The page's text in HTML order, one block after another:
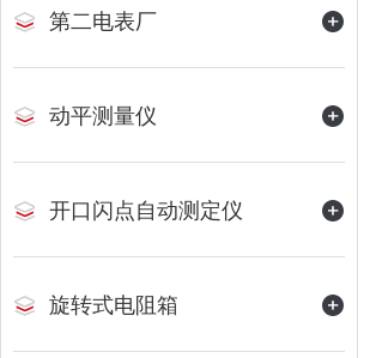
第二电表厂
动平测量仪
开口闪点自动测定仪
旋转式电阻箱